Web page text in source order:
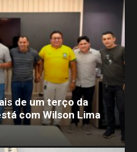
de um terço da
com Wilson Lima